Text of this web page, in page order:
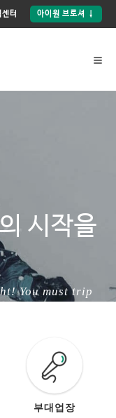
터 아이원 브로셔 ↓
시작을
You must trip
평창군 대관령면 솔봉로
부대업장